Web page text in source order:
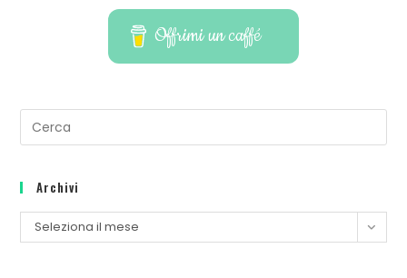
Offrimi un caffé
Archivi
Seleziona il mese